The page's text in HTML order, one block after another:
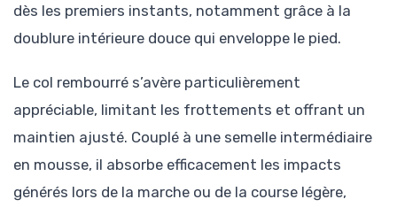
dès les premiers instants, notamment grâce à la
doublure intérieure douce qui enveloppe le pied.
Le col rembourré s’avère particulièrement
appréciable, limitant les frottements et offrant un
maintien ajusté. Couplé à une semelle intermédiaire
en mousse, il absorbe efficacement les impacts
générés lors de la marche ou de la course légère,